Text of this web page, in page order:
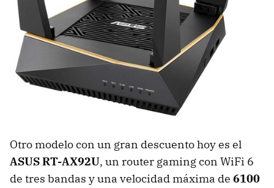
Otro modelo con un gran descuento hoy es el
ASUS RT-AX92U, un router gaming con WiFi 6
de tres bandas y una velocidad máxima de 6100